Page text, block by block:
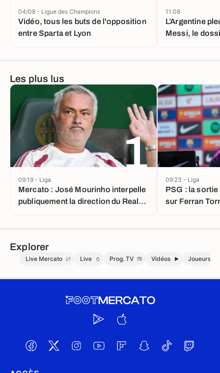
Vidéo, tous les buts de l'opposition
entre Sparta et Lyon
04/08 - Ligue des Champions
L’Argentine
Messi, le
11:08
Les plus lus
1
Mercato : José Mourinho interpelle
publiquement la direction du Real
09:19 - Liga
PSG : la
sur Ferran
09:23 - Liga
Explorer
Live Mercato Live Prog. TV Vidéos Joueurs